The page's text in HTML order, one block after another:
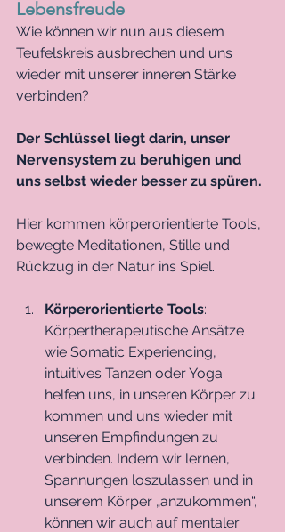
Lebensfreude
Wie können wir nun aus diesem
Teufelskreis ausbrechen und uns
wieder mit unserer inneren Stärke
verbinden?
Der Schlüssel liegt darin, unser
Nervensystem zu beruhigen und
uns selbst wieder besser zu spüren.
Hier kommen körperorientierte Tools,
bewegte Meditationen, Stille und
Rückzug in der Natur ins Spiel.
Körperorientierte Tools:
Körpertherapeutische Ansätze
wie Somatic Experiencing,
intuitives Tanzen oder Yoga
helfen uns, in unseren Körper zu
kommen und uns wieder mit
unseren Empfindungen zu
verbinden. Indem wir lernen,
Spannungen loszulassen und in
unserem Körper „anzukommen“,
können wir auch auf mentaler